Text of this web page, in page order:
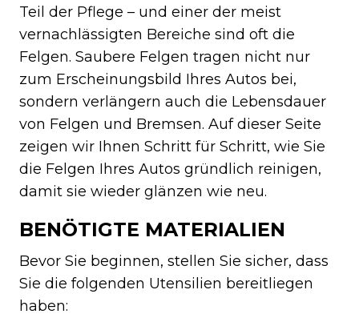
Teil der Pflege – und einer der meist
vernachlässigten Bereiche sind oft die
Felgen. Saubere Felgen tragen nicht nur
zum Erscheinungsbild Ihres Autos bei,
sondern verlängern auch die Lebensdauer
von Felgen und Bremsen. Auf dieser Seite
zeigen wir Ihnen Schritt für Schritt, wie Sie
die Felgen Ihres Autos gründlich reinigen,
damit sie wieder glänzen wie neu.
BENÖTIGTE MATERIALIEN
Bevor Sie beginnen, stellen Sie sicher, dass
Sie die folgenden Utensilien bereitliegen
haben: